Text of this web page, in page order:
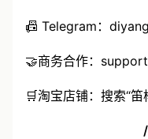
📠 Telegram：
🤝商务合作：
🛒淘宝店铺：搜索“笛